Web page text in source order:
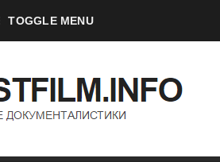
TOGGLE MENU